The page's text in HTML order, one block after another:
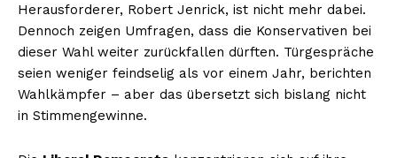
Herausforderer, Robert Jenrick, ist nicht mehr dabei.
Dennoch zeigen Umfragen, dass die Konservativen bei
dieser Wahl weiter zurückfallen dürften. Türgespräche
seien weniger feindselig als vor einem Jahr, berichten
Wahlkämpfer – aber das übersetzt sich bislang nicht
in Stimmengewinne.